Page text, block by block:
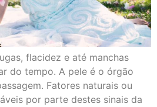
flacidez e até manchas
do tempo. A pele é o órgão
Fatores naturais ou
por parte destes sinais da